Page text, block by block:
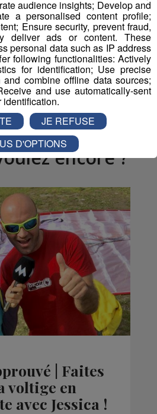
sur Facebook
sur Twitter
encore ?
| Faites
voltige en
avec Jessica !
audience insights; Develop and
a personalised content profile;
Ensure security, prevent fraud,
deliver ads or content. These
personal data such as IP address
following functionalities: Actively
for identification; Use precise
combine offline data sources;
and use automatically-sent
identification.
JE REFUSE
D'OPTIONS